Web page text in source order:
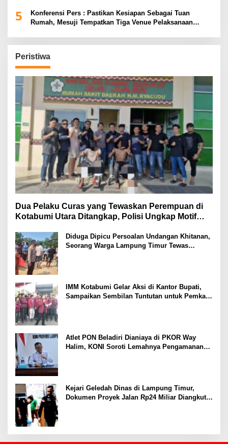
5
Konferensi Pers : Pastikan Kesiapan Sebagai Tuan
Rumah, Mesuji Tempatkan Tiga Venue Pelaksanaan
Peristiwa
Dua Pelaku Curas yang Tewaskan Perempuan di
Kotabumi Utara Ditangkap, Polisi Ungkap Motif
Diduga Dipicu Persoalan Undangan Khitanan,
Seorang Warga Lampung Timur Tewas
IMM Kotabumi Gelar Aksi di Kantor Bupati,
Sampaikan Sembilan Tuntutan untuk Pemkab
Atlet PON Beladiri Dianiaya di PKOR Way
Halim, KONI Soroti Lemahnya Pengamanan
Kejari Geledah Dinas di Lampung Timur,
Dokumen Proyek Jalan Rp24 Miliar Diangkut